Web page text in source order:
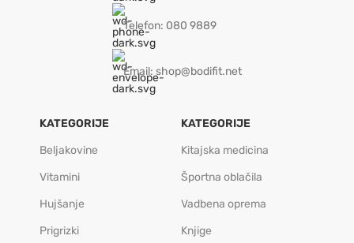
Telefon: 080 9889
Email: shop@bodifit.net
KATEGORIJE
Beljakovine
Vitamini
Hujšanje
Prigrizki
KATEGORIJE
Kitajska medicina
Športna oblačila
Vadbena oprema
Knjige